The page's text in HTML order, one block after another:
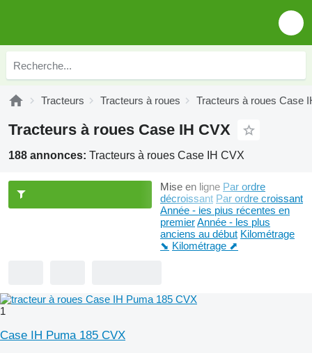
Tracteurs Tracteurs à roues Tracteurs à roues Case
Tracteurs à roues Case IH CVX
188 annonces: Tracteurs à roues Case IH CVX
Mise en ligne Par ordre
décroissant Par ordre croissant
Année - les plus récentes en
premierAnnée - les plus
anciens au début Kilométrage
⬊ Kilométrage ⬈
1
Case IH Puma 185 CVX